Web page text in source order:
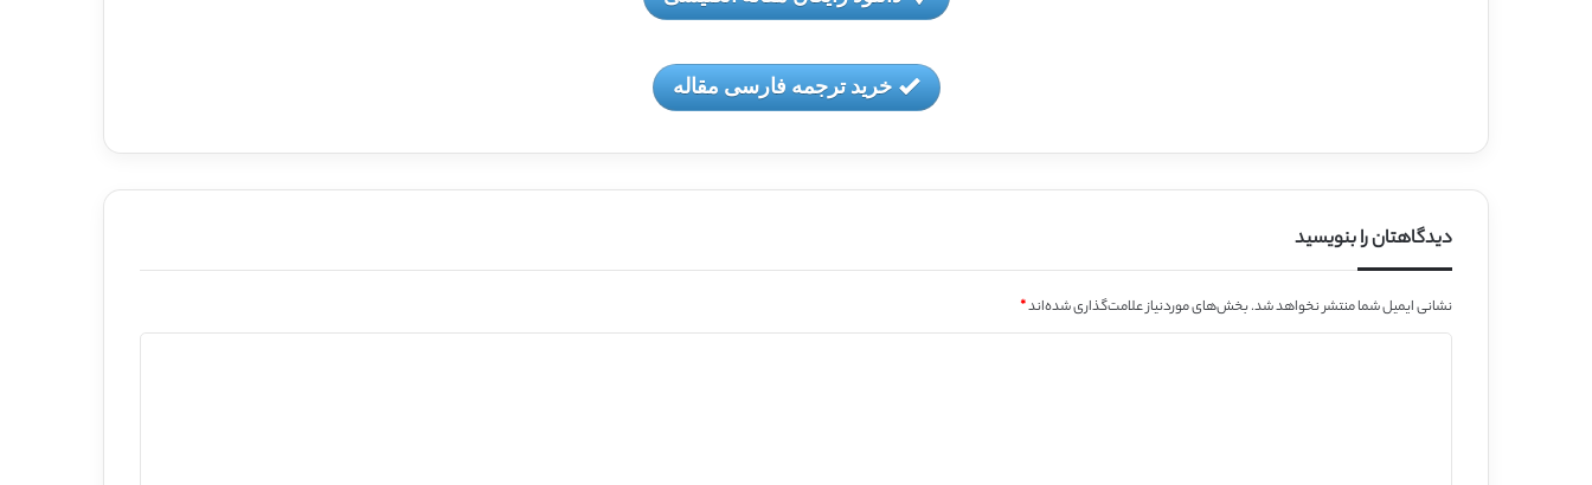
خرید ترجمه فارسی مقاله
دیدگاهتان را بنویسید
نشانی ایمیل شما منتشر نخواهد شد.بخش‌های موردنیاز علامت‌گذاری شده‌اند*